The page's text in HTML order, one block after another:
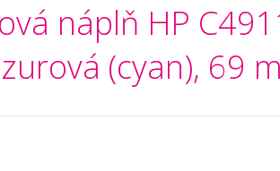
náplň HP
(cyan), 69